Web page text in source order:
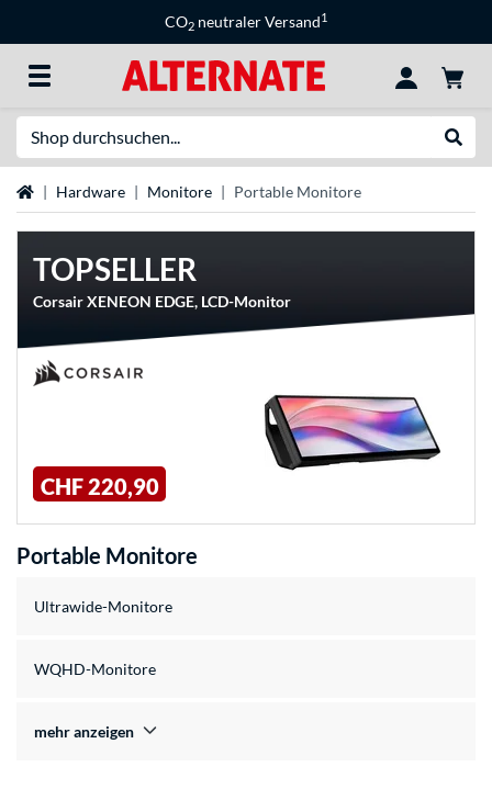
CO2 neutraler Versand1
StartseiteHardware Monitore Portable Monitore
TOPSELLER
Corsair XENEON EDGE, LCD-Monitor
CHF 220,90
Portable Monitore
Ultrawide-Monitore
WQHD-Monitore
mehr anzeigen